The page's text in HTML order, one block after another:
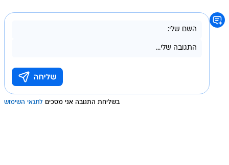
בשליחת התגובה אני מסכים לתנאי השימוש